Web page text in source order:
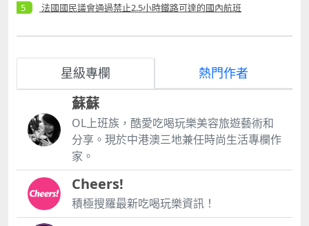
法國國民議會通過禁止2.5小時鐵路可達的國內航班
星級專欄 熱門作者
蘇蘇
OL上班族，酷愛吃喝玩樂美容旅遊藝術和
分享。現於中港澳三地兼任時尚生活專欄作
家。
Cheers!
積極搜羅最新吃喝玩樂資訊！